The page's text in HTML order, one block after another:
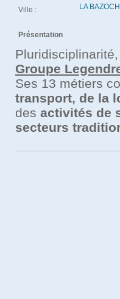
Ville : LA
Présentation
Groupe
Ses 13 métiers
transport, de la
des activités de
secteurs